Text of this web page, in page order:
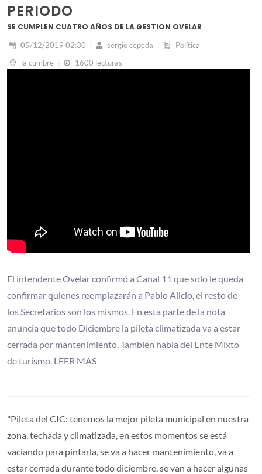
PERIODO
SE CUMPLEN CUATRO AÑOS DE LA GESTION OVELAR
05/12/2019 02:30 sergio cepeda
Política
la cumbre
1600 lecturas
El intendente Ovelar confirmó a Canal 11 que solo le queda
confirmar quienes reemplazarán a Pablo Alicio, el resto de
los Secretarios son los mismos. En esta parte de la nota
anuncia que todo Diciembre la pileta climatizada va a estar
cerrada por mantenimiento. También habla del Ente Mixto
de turismo. LEER MAS
"Pileta del CIC: tenemos la mejor pileta municipal en nuestra
zona, techada y climatizada, en estos momentos se está
vaciando para pintarla, se va a hacer mantenimiento, va a
estar cerrada durante todo diciembre, se van a hacer algunas